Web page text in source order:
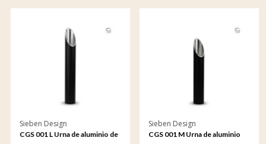
Sieben Design
CGS 001 L Urna de aluminio de
Sieben Design
CGS 001 M Urna de aluminio